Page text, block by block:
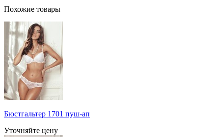
Похожие товары
Бюстгальтер 1701 пуш-ап
Уточняйте цену